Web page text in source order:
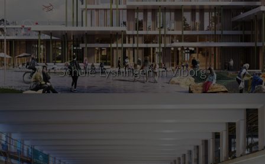
Schule Lysningen in Viborg